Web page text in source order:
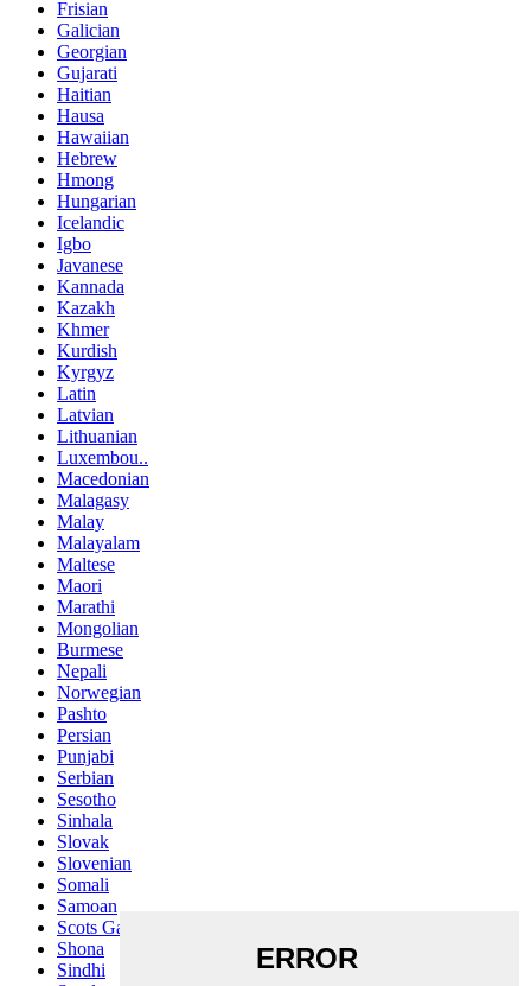
Frisian
Galician
Georgian
Gujarati
Haitian
Hausa
Hawaiian
Hebrew
Hmong
Hungarian
Icelandic
Igbo
Javanese
Kannada
Kazakh
Khmer
Kurdish
Kyrgyz
Latin
Latvian
Lithuanian
Luxembou..
Macedonian
Malagasy
Malay
Malayalam
Maltese
Maori
Marathi
Mongolian
Burmese
Nepali
Norwegian
Pashto
Persian
Punjabi
Serbian
Sesotho
Sinhala
Slovak
Slovenian
Somali
Samoan
Scots Gaelic
Shona
Sindhi